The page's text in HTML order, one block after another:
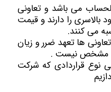
می باشد و تعاونی
۱۰درصد سود بالاسری را دارند و قیمت
می کنند.
ها تعهد ضرر و زیان
مشخص نیست .
نوع قراردادی که شرکت